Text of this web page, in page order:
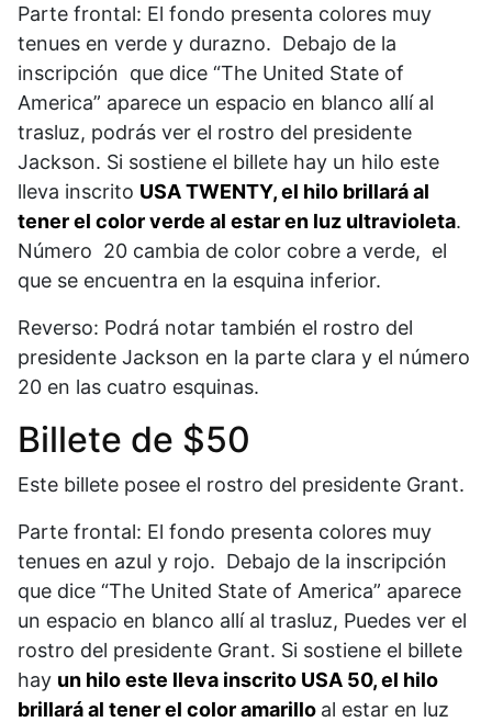
Parte frontal: El fondo presenta colores muy
tenues en verde y durazno. Debajo de la
inscripción que dice “The United State of
America” aparece un espacio en blanco allí al
trasluz, podrás ver el rostro del presidente
Jackson. Si sostiene el billete hay un hilo este
lleva inscrito USA TWENTY, el hilo brillará al
tener el color verde al estar en luz ultravioleta.
Número 20 cambia de color cobre a verde, el
que se encuentra en la esquina inferior.
Reverso: Podrá notar también el rostro del
presidente Jackson en la parte clara y el número
20 en las cuatro esquinas.
Billete de $50
Este billete posee el rostro del presidente Grant.
Parte frontal: El fondo presenta colores muy
tenues en azul y rojo. Debajo de la inscripción
que dice “The United State of America” aparece
un espacio en blanco allí al trasluz, Puedes ver el
rostro del presidente Grant. Si sostiene el billete
hay un hilo este lleva inscrito USA 50, el hilo
brillará al tener el color amarillo al estar en luz